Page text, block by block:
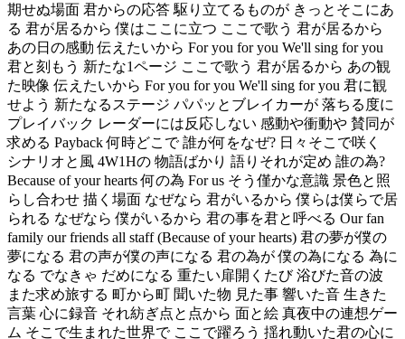
期せぬ場面 君からの応答 駆り立てるものが きっとそこにあ
る 君が居るから 僕はここに立つ ここで歌う 君が居るから
あの日の感動 伝えたいから For you for you We'll sing for you
君と刻もう 新たな1ページ ここで歌う 君が居るから あの観
た映像 伝えたいから For you for you We'll sing for you 君に観
せよう 新たなるステージ パパッとブレイカーが 落ちる度に
プレイバック レーダーには反応しない 感動や衝動や 賛同が
求める Payback 何時どこで 誰が何をなぜ? 日々そこで咲く
シナリオと風 4W1Hの 物語ばかり 語りそれが定め 誰の為?
Because of your hearts 何の為 For us そう僅かな意識 景色と照
らし合わせ 描く場面 なぜなら 君がいるから 僕らは僕らで居
られる なぜなら 僕がいるから 君の事を君と呼べる Our fan
family our friends all staff (Because of your hearts) 君の夢が僕の
夢になる 君の声が僕の声になる 君の為が 僕の為になる 為に
なる でなきゃ だめになる 重たい扉開くたび 浴びた音の波
また求め旅する 町から町 聞いた物 見た事 響いた音 生きた
言葉 心に録音 それ紡ぎ点と点から 面と絵 真夜中の連想ゲー
ム そこで生まれた世界で ここで躍ろう 揺れ動いた君の心に